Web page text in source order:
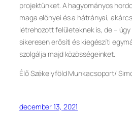
projektünket. A hagyományos
maga előnyei és a hátrányai,
létrehozott felületeknek is, de –
sikeresen erősíti és kiegészíti
szolgálja majd közösségeinket.
Élő Székelyföld Munkacsoport/
december 13, 2021